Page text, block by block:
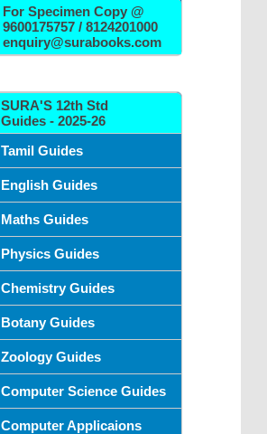
For Specimen Copy @
9600175757 / 8124201000
enquiry@surabooks.com
SURA'S 12th Std
Guides - 2025-26
Tamil Guides
English Guides
Maths Guides
Physics Guides
Chemistry Guides
Botany Guides
Zoology Guides
Computer Science Guides
Computer Applicaions